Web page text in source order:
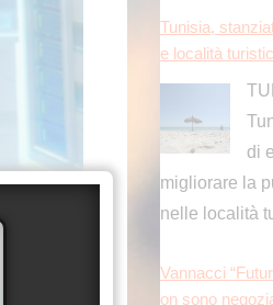
Tunisia,
e località
di
migliorare la
nelle località
Vannacci
on sono